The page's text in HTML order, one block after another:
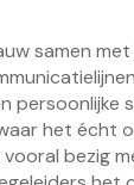
samen met
persoonlijke
het écht
bezig